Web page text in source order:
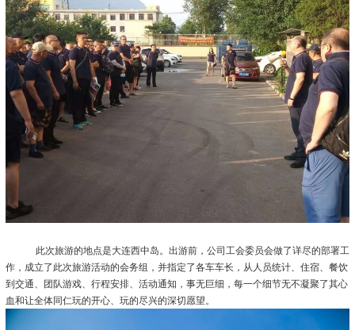
此次旅游的地点是大连西中岛。出游前，公司工会委员会做了详尽的部署工
作，成立了此次旅游活动的会务组，并指定了各车车长，从人员统计、住宿、餐饮
到交通、团队游戏、行程安排、活动通知，事无巨细，每一个细节无不凝聚了其心
血和让全体同仁玩的开心、玩的尽兴的深切愿望。